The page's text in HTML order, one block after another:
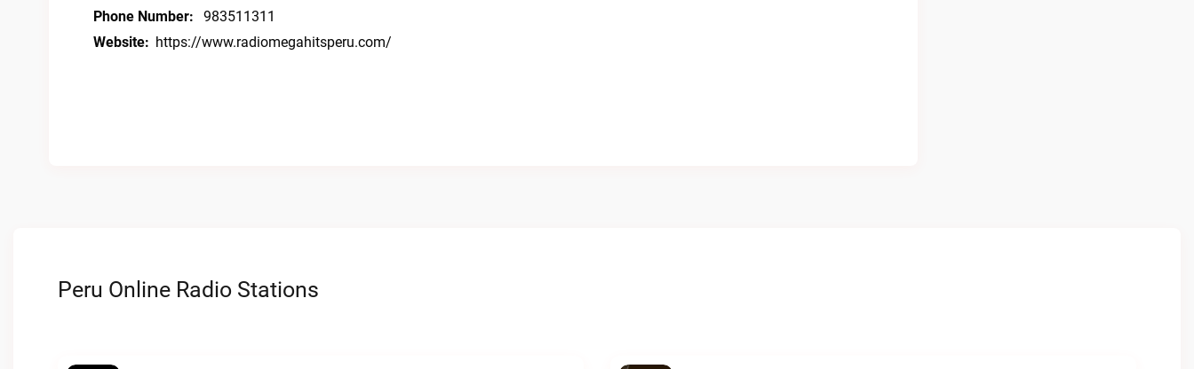
Phone Number:
983511311
Website: https://www.radiomegahitsperu.com/
Peru Online Radio Stations